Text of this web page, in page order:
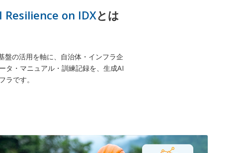
Resilience on IDXとは
盤の活用を軸に、自治体・インフラ企
タ・マニュアル・訓練記録を、生成AI
です。